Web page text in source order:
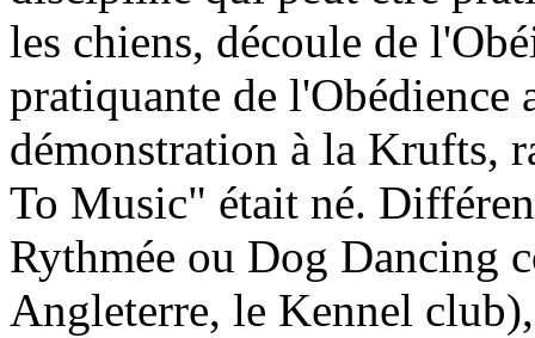
les chiens, découle de
pratiquante de l'Obédience
démonstration à la Krufts,
To Music" était né.
Rythmée ou Dog Dancing
Angleterre, le Kennel